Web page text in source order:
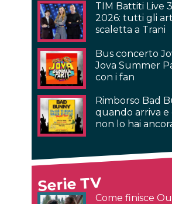
TIM Battiti Live
2026: tutti gli
scaletta a Trani
Bus concerto
Jova Summer
con i fan
Rimborso Bad
quando arriva e
non lo hai
Serie TV
Come finisce